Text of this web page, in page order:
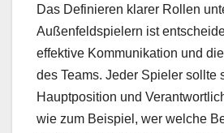
Das Definieren klarer Rollen
Außenfeldspielern ist
effektive Kommunikation und
des Teams. Jeder Spieler sollte
Hauptposition und
wie zum Beispiel, wer welche